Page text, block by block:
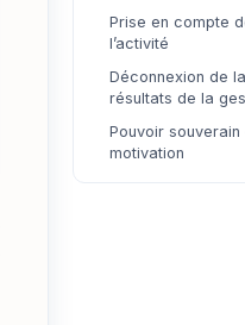
Prise en compte
l’activité
Déconnexion de
résultats de la
Pouvoir
motivation